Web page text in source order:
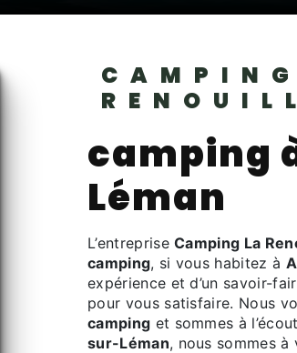
camping
Léman
L’entrepriseCamping La
camping, si vous habitez à
expérience et d’un savoir-
pour vous satisfaire. Nous
camping et sommes à
sur-Léman, nous sommes